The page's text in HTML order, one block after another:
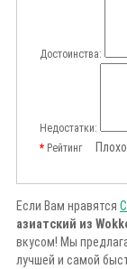
Достоинства:
Недостатки:
РейтингПлохо
Если Вам нравятся
азиатский из
вкусом! Мы
лучшей и самой